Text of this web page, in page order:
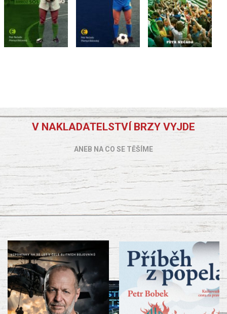
V NAKLADATELSTVÍ BRZY VYJDE
ANEB NA CO SE TĚŠÍME